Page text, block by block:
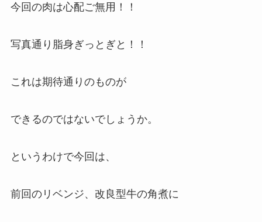
今回の肉は心配ご無用！！
写真通り脂身ぎっとぎと！！
これは期待通りのものが
できるのではないでしょうか。
というわけで今回は、
前回のリベンジ、改良型牛の角煮に